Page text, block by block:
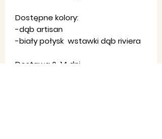
Dostępne kolory:
-dąb artisan
-biały połysk wstawki dąb riviera
Dostawa 2-14 dni